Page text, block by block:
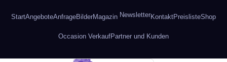
StartAngeboteAnfrageBilderMagazin NewsletterKontaktPreislisteShop
Occasion VerkaufPartner und Kunden